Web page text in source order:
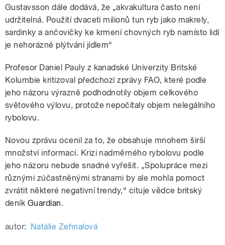
Gustavsson dále dodává, že „akvakultura často není
udržitelná. Použití dvaceti milionů tun ryb jako makrely,
sardinky a ančovičky ke krmení chovných ryb namísto lidí
je nehorázné plýtvání jídlem“
Profesor Daniel Pauly z kanadské Univerzity Britské
Kolumbie kritizoval předchozí zprávy FAO, které podle
jeho názoru výrazně podhodnotily objem celkového
světového výlovu, protože nepočítaly objem nelegálního
rybolovu.
Novou zprávu ocenil za to, že obsahuje mnohem širší
množství informací. Krizi nadměrného rybolovu podle
jeho názoru nebude snadné vyřešit. „Spolupráce mezi
různými zúčastněnými stranami by ale mohla pomoct
zvrátit některé negativní trendy,“ cituje vědce britský
deník Guardian.
autor: Natálie Zehnalová